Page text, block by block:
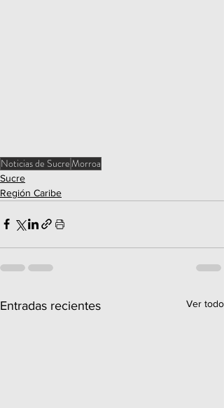
Noticias de SucreMorroa
Sucre
Región Caribe
Entradas recientes Ver todo